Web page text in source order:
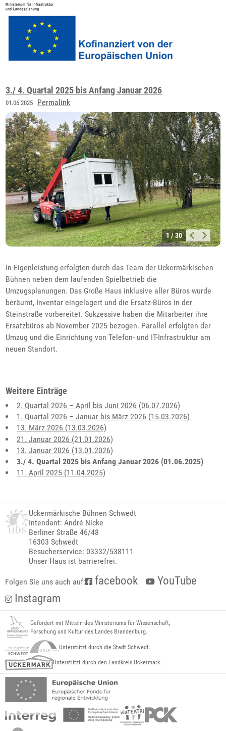
3./ 4. Quartal 2025 bis Anfang Januar 2026
01.06.2025 · Permalink
1 / 30
In Eigenleistung erfolgten durch das Team der Uckermärkischen
Bühnen neben dem laufenden Spielbetrieb die
Umzugsplanungen. Das Große Haus inklusive aller Büros wurde
beräumt, Inventar eingelagert und die Ersatz-Büros in der
Steinstraße vorbereitet. Sukzessive haben die Mitarbeiter ihre
Ersatzbüros ab November 2025 bezogen. Parallel erfolgten der
Umzug und die Einrichtung von Telefon- und IT-Infrastruktur am
neuen Standort.
Weitere Einträge
2. Quartal 2026 – April bis Juni 2026 (06.07.2026)
1. Quartal 2026 – Januar bis März 2026 (15.03.2026)
13. März 2026 (13.03.2026)
21. Januar 2026 (21.01.2026)
13. Januar 2026 (13.01.2026)
3./ 4. Quartal 2025 bis Anfang Januar 2026 (01.06.2025)
11. April 2025 (11.04.2025)
Uckermärkische Bühnen Schwedt
Intendant: André Nicke
Berliner Straße 46/48
16303 Schwedt
Besucherservice: 03332/538111
Unser Haus ist barrierefrei.
Folgen Sie uns auch auf: facebook
YouTube
Instagram
Gefördert mit Mitteln des Ministeriums für Wissenschaft,
Forschung und Kultur des Landes Brandenburg.
Unterstützt durch die Stadt Schwedt.
Unterstützt durch den Landkreis Uckermark.